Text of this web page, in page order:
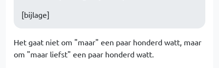
[bijlage]
Het gaat niet om "maar" een paar honderd watt, maar
om "maar liefst" een paar honderd watt.